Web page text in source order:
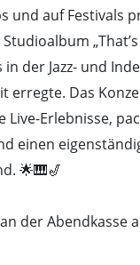
und auf Festivals
in der Jazz- und
erregte. Das
Erlebnisse,
einen
🌟🎹🎷
der Abendkasse